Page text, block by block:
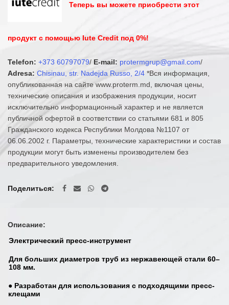
Теперь вы можете приобрести этот
продукт с помощью Iute Credit под 0%!
Telefon: +373 60797079/ E-mail: protermgrup@gmail.com/
Adresa: Chisinau, str. Nadejda Russo, 2/4 *Вся информация,
опубликованная на сайте www.proterm.md, включая цены,
технические описания и изображения продукции, носит
исключительно информационный характер и не является
публичной офертой в соответствии со статьями 681 и 805
Гражданского кодекса Республики Молдова №1107 от
06.06.2002 г. Параметры, технические характеристики и состав
продукции могут быть изменены производителем без
предварительного уведомления.
Поделиться
Описание:
Электрический пресс-инструмент
Для больших диаметров труб из нержавеющей стали 60–
108 мм.
● Разработан для использования с подходящими пресс-
клещами